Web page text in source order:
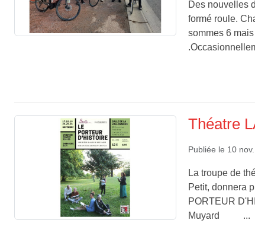
Des nouvelles
formé roule.
sommes 6
Théatre
Publiée le 10
La troupe de
Petit, donnera
PORTEUR
Muyard ...